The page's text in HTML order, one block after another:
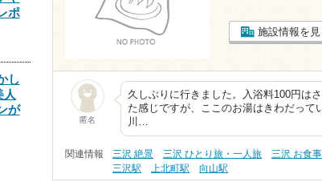
施設情報を見
匿名
久しぶりに行きました。入浴料100円は
た感じですが、ここのお湯はきわだって
川…
関連情報 三沢 絶景 三沢 ひとり旅・一人旅 三沢 お食
三沢駅
上北町駅 向山駅
ポ
し
人
が